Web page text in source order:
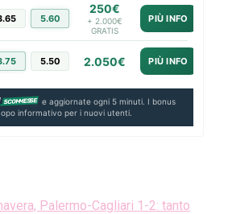
5.60
250€
+ 2.000€
GRATIS
PIÙ INFO
5.50 2.050€ PIÙ INFO
e aggiornate ogni 5 minuti. I bonus
informativo per i nuovi utenti.
Palermo-Cagliari 1-2: tanto